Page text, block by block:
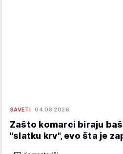
SAVETI 04.08.2026.
Zašto komarci biraju
"slatku krv", evo šta je